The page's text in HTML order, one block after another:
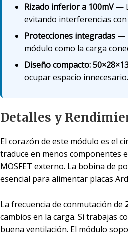
Rizado inferior a 100mV—
evitando interferencias
Protecciones integradas—
módulo como la carga
Diseño compacto:
ocupar espacio innecesario.
Detalles y
El corazón de este módulo es el
traduce en menos componentes
MOSFET externo. La bobina de
esencial para alimentar placas
La frecuencia de conmutación de
cambios en la carga. Si trabajas
buena ventilación. El módulo